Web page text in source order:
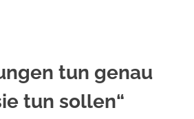
tun genau
tun sollen“